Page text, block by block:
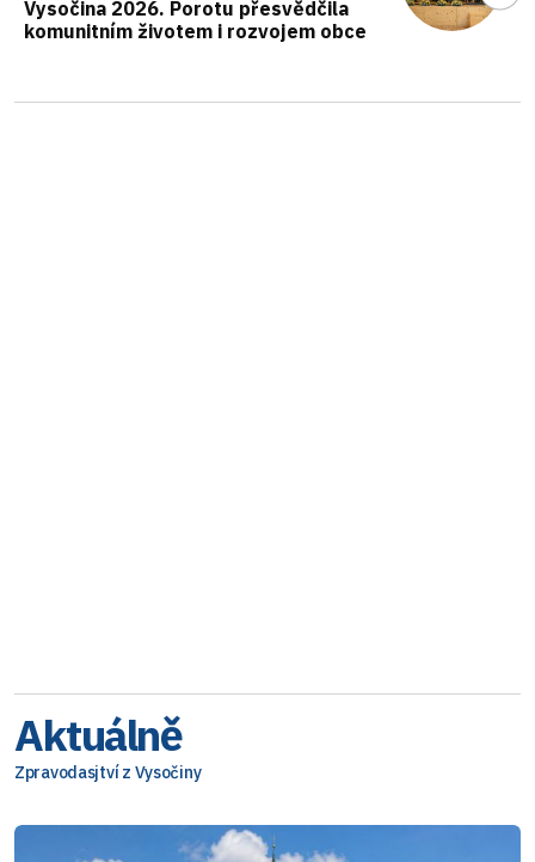
Vysočina 2026. Porotu přesvědčila
komunitním životem i rozvojem obce
Aktuálně
Zpravodasjtví z Vysočiny